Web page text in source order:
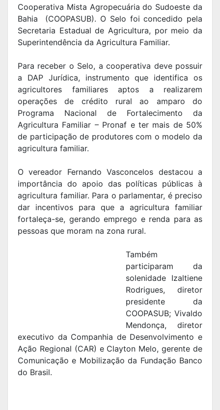
Cooperativa Mista Agropecuária do Sudoeste da
Bahia (COOPASUB). O Selo foi concedido pela
Secretaria Estadual de Agricultura, por meio da
Superintendência da Agricultura Familiar.
Para receber o Selo, a cooperativa deve possuir
a DAP Jurídica, instrumento que identifica os
agricultores familiares aptos a realizarem
operações de crédito rural ao amparo do
Programa Nacional de Fortalecimento da
Agricultura Familiar – Pronaf e ter mais de 50%
de participação de produtores com o modelo da
agricultura familiar.
O vereador Fernando Vasconcelos destacou a
importância do apoio das políticas públicas à
agricultura familiar. Para o parlamentar, é preciso
dar incentivos para que a agricultura familiar
fortaleça-se, gerando emprego e renda para as
pessoas que moram na zona rural.
Também
participaram da
solenidade Izaltiene
Rodrigues, diretor
presidente da
COOPASUB; Vivaldo
Mendonça, diretor
executivo da Companhia de Desenvolvimento e
Ação Regional (CAR) e Clayton Melo, gerente de
Comunicação e Mobilização da Fundação Banco
do Brasil.